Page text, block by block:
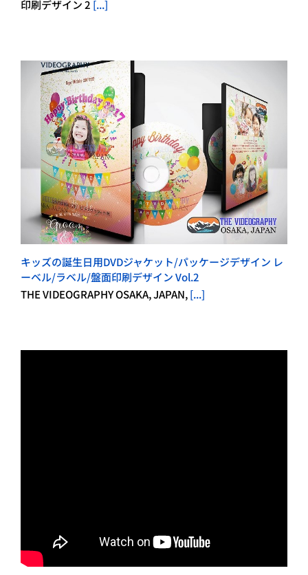
印刷デザイン 2 [...]
キッズの誕生日用DVDジャケット/パッケージデザイン レ
ーベル/ラベル/盤面印刷デザイン Vol.2
THE VIDEOGRAPHY OSAKA, JAPAN,[...]